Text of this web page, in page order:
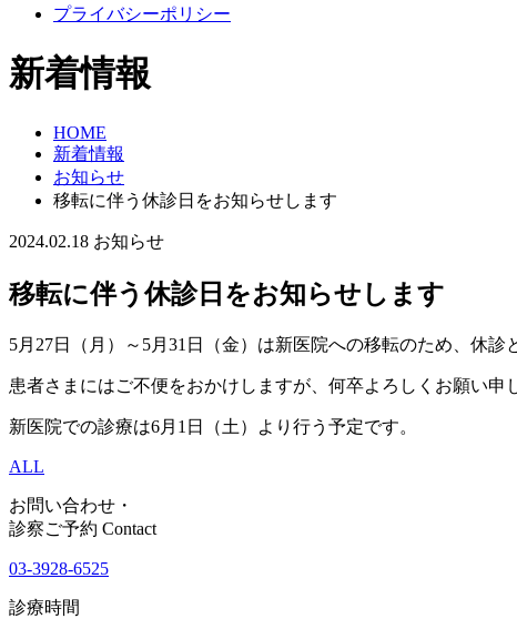
プライバシーポリシー
新着情報
HOME
新着情報
お知らせ
移転に伴う休診日をお知らせします
2024.02.18 お知らせ
移転に伴う休診日をお知らせします
5月27日（月）～5月31日（金）は新医院への移転のため、休診
患者さまにはご不便をおかけしますが、何卒よろしくお願い申
新医院での診療は6月1日（土）より行う予定です。
ALL
お問い合わせ・
診察ご予約 Contact
03-3928-6525
診療時間